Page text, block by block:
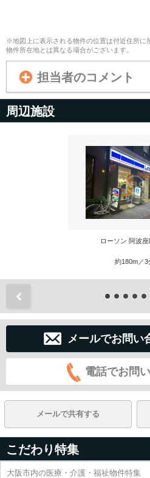
※地図上に表示される物件の位置は付近住所に
物件所在地とは異なる場合がございます。
担当者のコメント
周辺施設
ローソン 阿波
約180m／3
メールでお問い
電話でお問
メールで共有する
こだわり特集
大阪市内の医療・介護・福祉物件特集